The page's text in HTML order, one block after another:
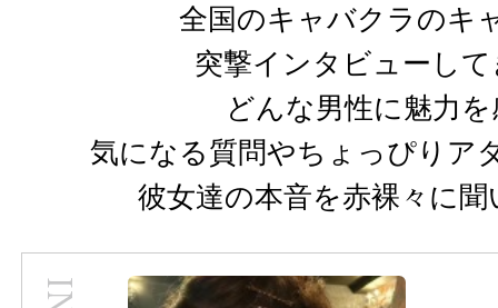
全国のキャバクラのキ
突撃インタビューし
どんな男性に魅力
気になる質問やちょっぴりア
彼女達の本音を赤裸々に